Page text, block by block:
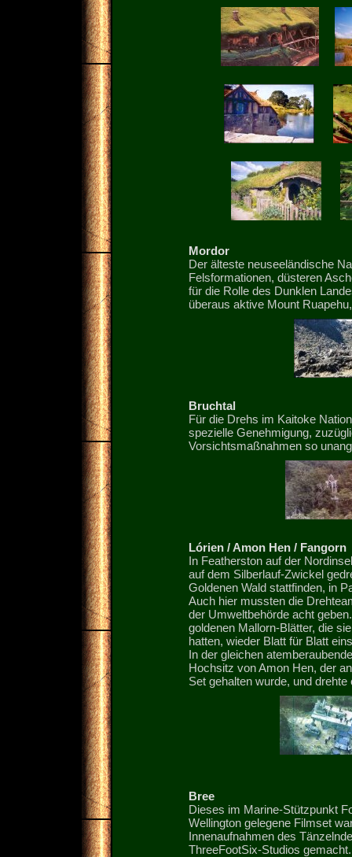
Mordor
Der älteste neuseeländische
Felsformationen, düsteren
für die Rolle des Dunklen
überaus aktive Mount
Bruchtal
Für die Drehs im Kaitoke
spezielle Genehmigung,
Vorsichtsmaßnahmen so
Lórien / Amon Hen / Fangorn
In Featherston auf der
auf dem Silberlauf-Zwickel
Goldenen Wald stattfinden, in
Auch hier mussten die
der Umweltbehörde acht
goldenen Mallorn-Blätter, die
hatten, wieder Blatt für Blatt
In der gleichen
Hochsitz von Amon Hen, der
Set gehalten wurde, und
Bree
Dieses im Marine-Stützpunkt
Wellington gelegene Filmset
Innenaufnahmen des
ThreeFootSix-Studios gemacht.